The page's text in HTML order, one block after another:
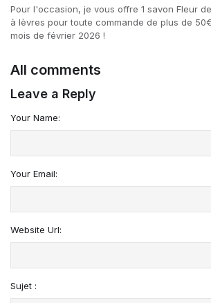
Pour l'occasion, je vous offre 1 savon Fleur
à lèvres pour toute commande de plus de
mois de février 2026 !
All comments
Leave a Reply
Your Name:
Your Email:
Website Url:
Sujet :